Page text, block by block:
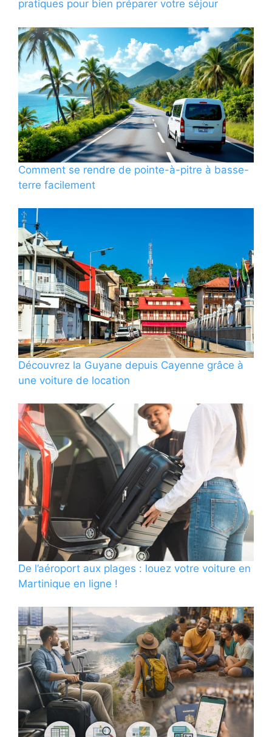
pratiques pour bien préparer votre séjour
Comment se rendre de pointe-à-pitre à basse-
terre facilement
Découvrez la Guyane depuis Cayenne grâce à
une voiture de location
De l’aéroport aux plages : louez votre voiture en
Martinique en ligne !